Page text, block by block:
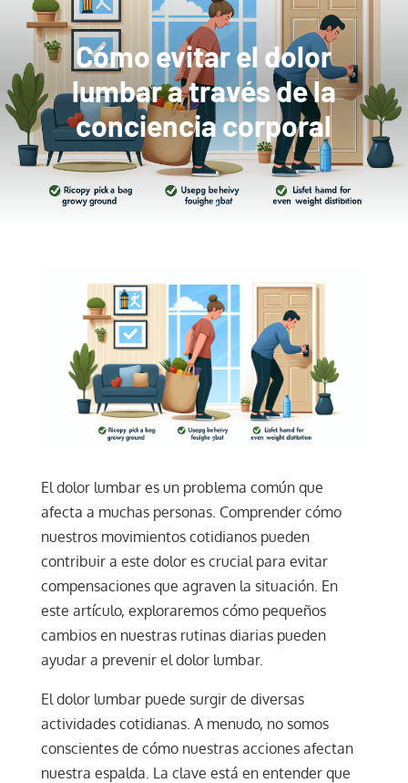
Cómo evitar el dolor
lumbar a través de la
conciencia corporal
El dolor lumbar es un problema común que
afecta a muchas personas. Comprender cómo
nuestros movimientos cotidianos pueden
contribuir a este dolor es crucial para evitar
compensaciones que agraven la situación. En
este artículo, exploraremos cómo pequeños
cambios en nuestras rutinas diarias pueden
ayudar a prevenir el dolor lumbar.
El dolor lumbar puede surgir de diversas
actividades cotidianas. A menudo, no somos
conscientes de cómo nuestras acciones afectan
nuestra espalda. La clave está en entender que